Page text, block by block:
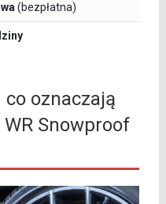
(bezpłatna)
co oznaczają
Snowproof